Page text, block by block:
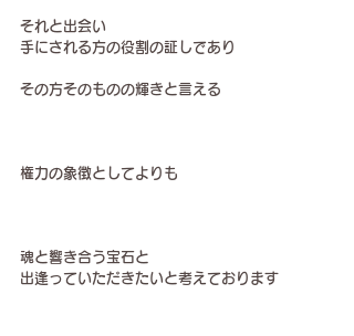
それと出会い
手にされる方の役割の証しであり
その方そのものの輝きと言える
権力の象徴としてよりも
魂と響き合う宝石と
出逢っていただきたいと考えております